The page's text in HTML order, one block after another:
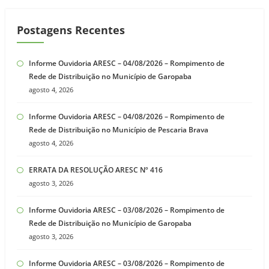
Postagens Recentes
Informe Ouvidoria ARESC – 04/08/2026 – Rompimento de
Rede de Distribuição no Município de Garopaba
agosto 4, 2026
Informe Ouvidoria ARESC – 04/08/2026 – Rompimento de
Rede de Distribuição no Município de Pescaria Brava
agosto 4, 2026
ERRATA DA RESOLUÇÃO ARESC Nº 416
agosto 3, 2026
Informe Ouvidoria ARESC – 03/08/2026 – Rompimento de
Rede de Distribuição no Município de Garopaba
agosto 3, 2026
Informe Ouvidoria ARESC – 03/08/2026 – Rompimento de